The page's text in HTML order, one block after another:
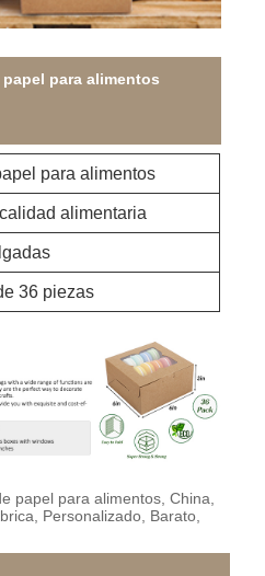
para alimentos
para alimentos
alimentaria
36 piezas
papel para alimentos, China,
Personalizado, Barato,